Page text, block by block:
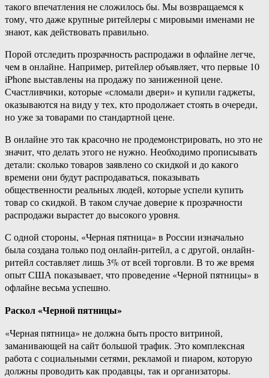
такого впечатления не сложилось бы. Мы возвращаемся к
тому, что даже крупные ритейлеры с мировыми именами не
знают, как действовать правильно.
Порой отследить прозрачность распродажи в офлайне легче,
чем в онлайне. Например, ритейлер объявляет, что первые 10
iPhone выставлены на продажу по заниженной цене.
Счастливчики, которые «сломали двери» и купили гаджеты,
оказываются на виду у тех, кто продолжает стоять в очереди,
но уже за товарами по стандартной цене.
В онлайне это так красочно не продемонстрировать, но это не
значит, что делать этого не нужно. Необходимо прописывать
детали: сколько товаров заявлено со скидкой и до какого
времени они будут распродаваться, показывать
общественности реальных людей, которые успели купить
товар со скидкой. В таком случае доверие к прозрачности
распродажи вырастет до высокого уровня.
С одной стороны, «Черная пятница» в России изначально
была создана только под онлайн-ритейл, а с другой, онлайн-
ритейл составляет лишь 3% от всей торговли. В то же время
опыт США показывает, что проведение «Черной пятницы» в
офлайне весьма успешно.
Раскол «Черной пятницы»
«Черная пятница» не должна быть просто витриной,
заманивающей на сайт большой трафик. Это комплексная
работа с социальными сетями, рекламой и пиаром, которую
должны проводить как продавцы, так и организаторы.